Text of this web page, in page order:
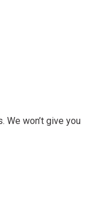
We won’t give you